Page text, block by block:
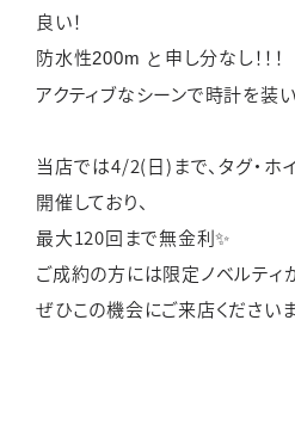
良い！
防水性200m と 申し分なし！！！
アクティブなシーンで時計を装
当店では4/2(日)まで、タグ・ホ
開催しており、
最大120回まで無金利✨
ご成約の方には限定ノベルティ
ぜひこの機会にご来店ください